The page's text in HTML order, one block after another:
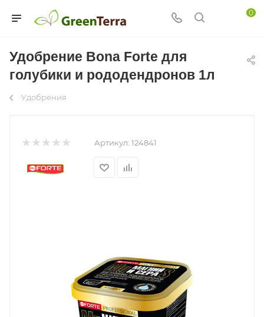
0
Удобрение Bona Forte для
голубики и рододендронов 1л
Удобрения
Артикул: 124841